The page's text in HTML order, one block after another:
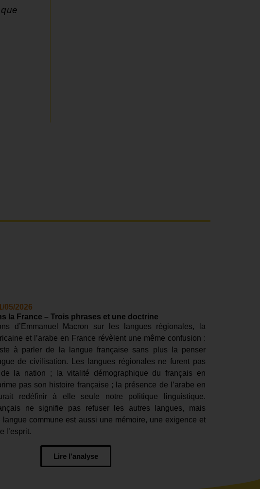
05/2026
la France – Trois phrases et une doctrine
d’Emmanuel Macron sur les langues régionales, la
et l’arabe en France révèlent une même confusion :
à parler de la langue française sans plus la penser
de civilisation. Les langues régionales ne furent pas
la nation ; la vitalité démographique du français en
pas son histoire française ; la présence de l’arabe en
redéfinir à elle seule notre politique linguistique.
ne signifie pas refuser les autres langues, mais
langue commune est aussi une mémoire, une exigence et
l’esprit.
Lire l'analyse